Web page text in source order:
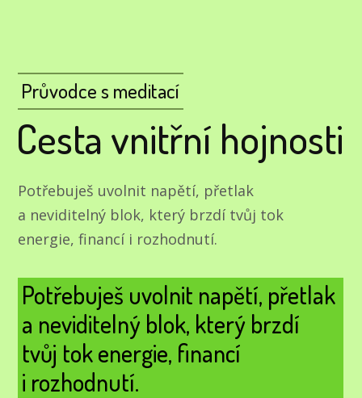
Průvodce s meditací
Cesta vnitřní hojnosti
Potřebuješ uvolnit napětí, přetlak
a neviditelný blok, který brzdí tvůj tok
energie, financí i rozhodnutí.
Potřebuješ uvolnit napětí, přetlak
a neviditelný blok, který brzdí
tvůj tok energie, financí
i rozhodnutí.